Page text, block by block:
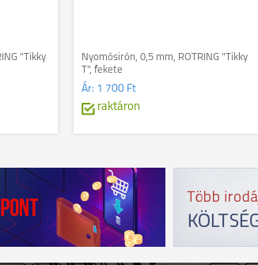
"Tikky
Nyomósirón, 0,5 mm, ROTRING "Tikky
T", fekete
Ár: 1 700 Ft
raktáron